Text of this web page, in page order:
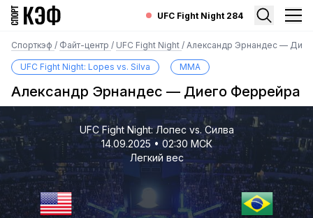
UFC Fight Night 284
Спорткэф / Файт-центр / UFC Fight Night / Александр Эрнандес —
UFC Fight Night: Lopes vs. Silva MMA
Александр Эрнандес — Диего Феррейра
UFC Fight Night: Лопес vs. Силва
14.09.2025 • 02:30 МСК
Легкий вес